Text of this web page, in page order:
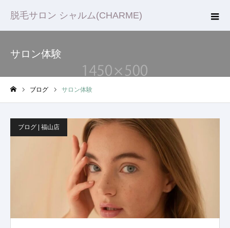
脱毛サロン シャルム(CHARME)
サロン体験
ブログ サロン体験
ブログ | 福山店